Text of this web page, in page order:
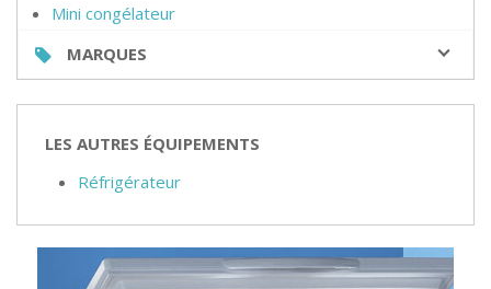
Mini congélateur
MARQUES
LES AUTRES ÉQUIPEMENTS
Réfrigérateur